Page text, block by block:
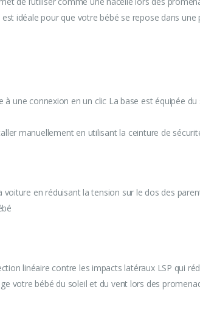
idéale pour que votre bébé se repose dans
une connexion en un clic La base est équipée
manuellement en utilisant la ceinture de
en réduisant la tension sur le dos des
linéaire contre les impacts latéraux LSP qui
votre bébé du soleil et du vent lors des